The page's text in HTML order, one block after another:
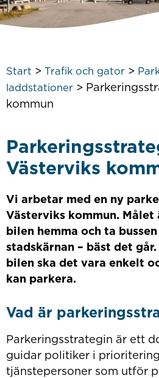
Start > Trafik och gator>
laddstationer>
kommun
Västerviks
Vi arbetar med en ny
Västerviks kommun. Målet
bilen hemma och ta
stadskärnan – bäst det
bilen ska det vara enkelt
kan parkera.
Vad är
Parkeringsstrategin är ett
guidar politiker i
tjänstepersoner som utför